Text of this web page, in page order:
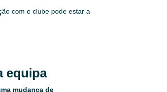
com o clube pode estar a
equipa
mudança de